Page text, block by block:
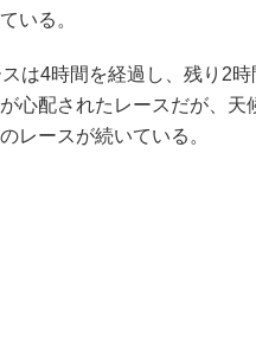
いる。
は4時間を経過し、残り2
心配されたレースだが、
レースが続いている。